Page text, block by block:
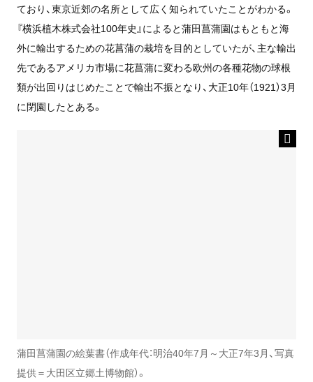
ており、東京近郊の名所として広く知られていたことがわかる。
『横浜植木株式会社100年史』によると蒲田菖蒲園はもともと海
外に輸出するための花菖蒲の栽培を目的としていたが、主な輸出
先であるアメリカ市場に花菖蒲に変わる欧州の各種花物の球根
類が出回りはじめたことで輸出不振となり、大正10年（1921）3月
に閉園したとある。
蒲田菖蒲園の絵葉書（作成年代：明治40年7月～大正7年3月、写真
提供＝大田区立郷土博物館）。